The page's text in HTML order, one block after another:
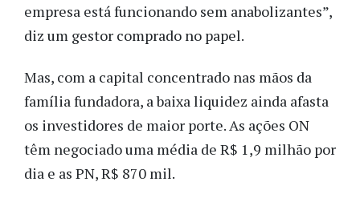
empresa está funcionando sem anabolizantes”,
diz um gestor comprado no papel.
Mas, com a capital concentrado nas mãos da
família fundadora, a baixa liquidez ainda afasta
os investidores de maior porte. As ações ON
têm negociado uma média de R$ 1,9 milhão por
dia e as PN, R$ 870 mil.